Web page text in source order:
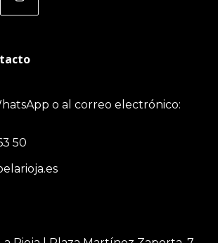
o al correo electrónico:
50